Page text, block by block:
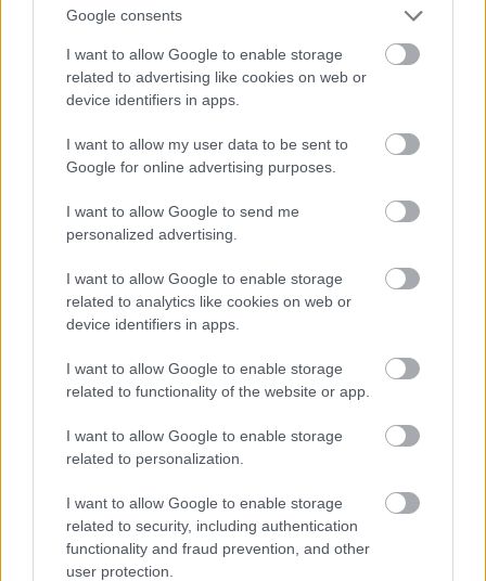
Google consents
I want to allow Google to enable storage
related to advertising like cookies on web or
device identifiers in apps.
I want to allow my user data to be sent to
Google for online advertising purposes.
I want to allow Google to send me
personalized advertising.
I want to allow Google to enable storage
related to analytics like cookies on web or
device identifiers in apps.
I want to allow Google to enable storage
related to functionality of the website or app.
I want to allow Google to enable storage
related to personalization.
I want to allow Google to enable storage
related to security, including authentication
functionality and fraud prevention, and other
user protection.
Michelle Obama a hadseregben szolgálatot
teljesítők családjait fogadja a Fehér Házban egy
előkarácsonyi partin
Fotó: Upi Photo / Eyevine / Northfoto
Jön még kép!
Michelle Obama a hadseregben szolgálatot
teljesítők családjait fogadja a Fehér Házban egy
előkarácsonyi partin